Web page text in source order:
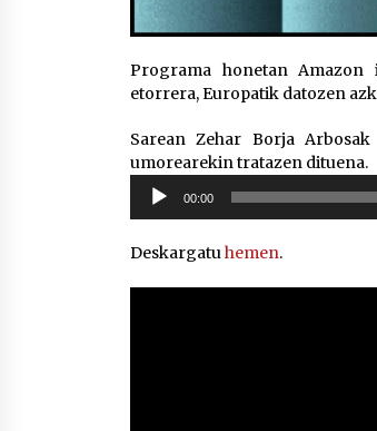
Programa honetan Amazon
etorrera, Europatik datozen
Sarean Zehar Borja
umorearekin tratazen dituena.
Soinu
erreproduzigailua
00:00
Deskargatu hemen.